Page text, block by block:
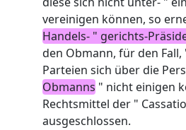
vereinigen können, so
Handels- " gerichts-
den Obmann, für den Fall,
Parteien sich über die
Obmanns " nicht einigen
Rechtsmittel der "
ausgeschlossen.